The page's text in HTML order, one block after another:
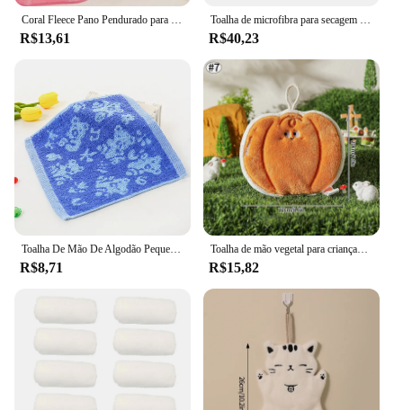
Coral Fleece Pano Pendurado para Cozinha, Toalhas de Mão, Guardanapos Absorventes, Suprimentos de Banheiro Doméstico, Roupão Têxtil Jardim, 2 PCs, 4PCs
R$13,61
Toalha de microfibra para secagem de cabelo, toalhas pretas para salão, convidado usado, estilista para hotel resort e spa, 5 PCs, 10PCs
R$40,23
Toalha De Mão De Algodão Pequeno Quadrado Washcloth garoto Jacquard Plain Water Absorbent crianças Limpe Mouth presentes por atacado
R$8,71
Toalha de mão vegetal para crianças, Limpe o lenço, Toalha pendurada, Macio, Cozinha, Banheiro, Pano, Bonito, Pano de prato
R$15,82